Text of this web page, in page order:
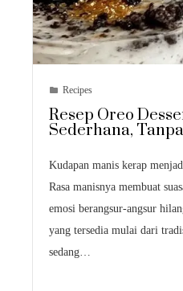
Recipes
Resep Oreo
Sederhana,
Kudapan manis kerap
Rasa manisnya membuat
emosi berangsur-angsur
yang tersedia mulai dari
sedang…